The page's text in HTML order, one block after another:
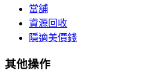
當舖
資源回收
隱適美價錢
其他操作